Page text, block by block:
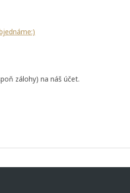
zálohy) na náš účet.